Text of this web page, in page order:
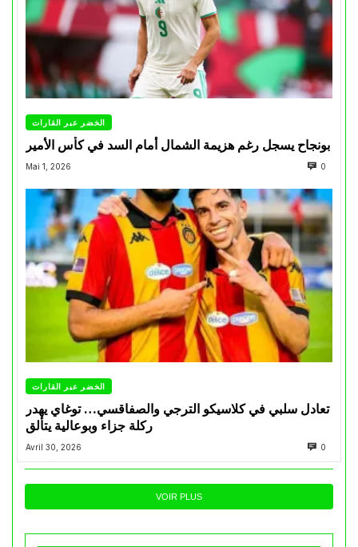
الخضر عبر القارات
بونجاح يسجل رغم هزيمة الشمال أمام السد في كأس الأمير
Mai 1, 2026 0
الخضر عبر القارات
تعادل سلبي في كلاسيكو الترجي والصفاقسي… توغاي يهدر
ركلة جزاء وبوعالية يتألق
Avril 30, 2026 0
VOIR PLUS